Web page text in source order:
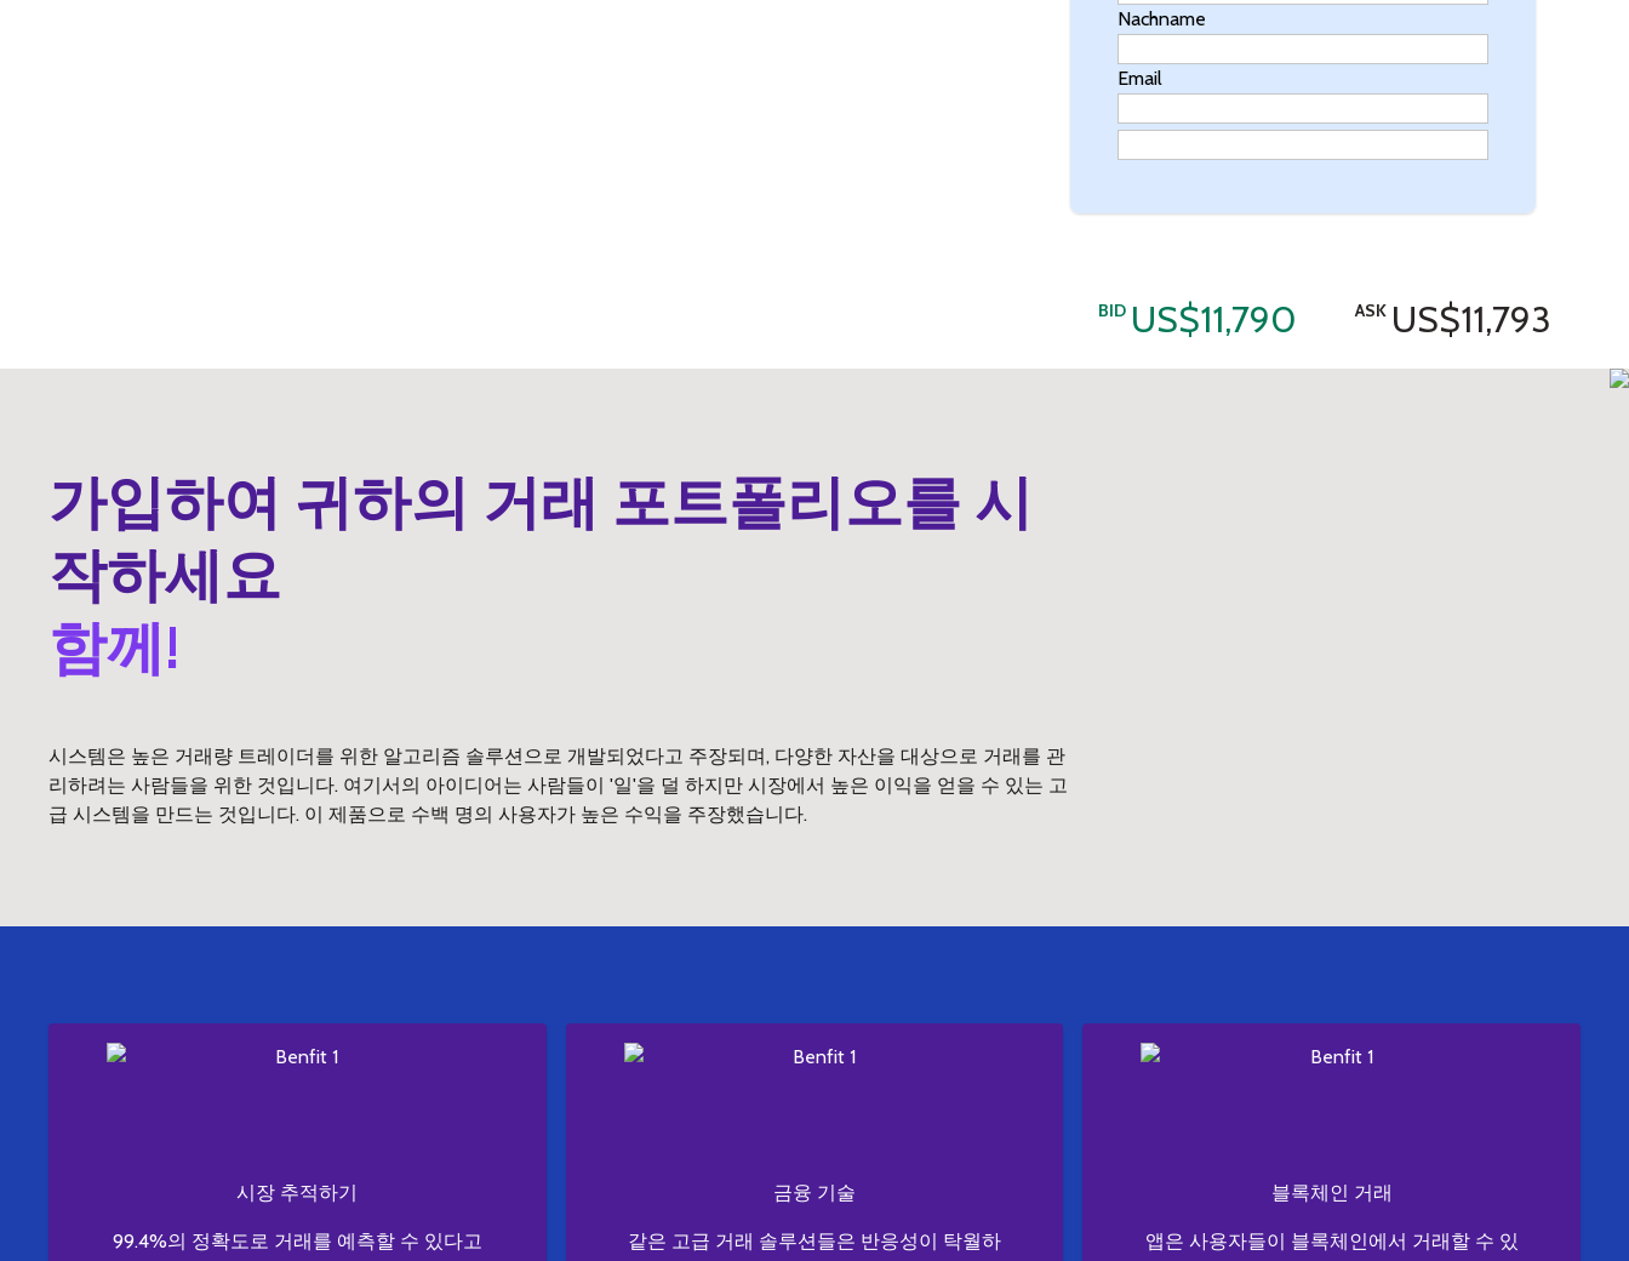
Nachname
Email
BID US$11,790 ASK US$11,793
가입하여 귀하의 거래 포트폴리오를 시
작하세요
함께!
시스템은 높은 거래량 트레이더를 위한 알고리즘 솔루션으로 개발되었다고 주장되며, 다양한 자산을 대상으로 거래를 관
리하려는 사람들을 위한 것입니다. 여기서의 아이디어는 사람들이 '일'을 덜 하지만 시장에서 높은 이익을 얻을 수 있는 고
급 시스템을 만드는 것입니다. 이 제품으로 수백 명의 사용자가 높은 수익을 주장했습니다.
시장 추적하기
99.4%의 정확도로 거래를 예측할 수 있다고
금융 기술
같은 고급 거래 솔루션들은 반응성이 탁월하
블록체인 거래
앱은 사용자들이 블록체인에서 거래할 수 있